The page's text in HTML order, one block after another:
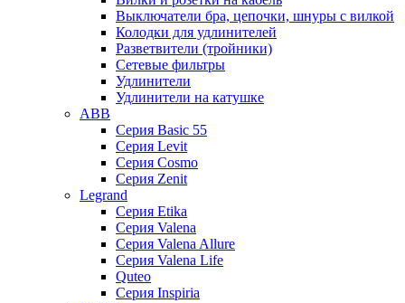
Выключатели бра, цепочки, шнуры с вилкой
Колодки для удлинителей
Разветвители (тройники)
Сетевые фильтры
Удлинители
Удлинители на катушке
ABB
Серия Basic 55
Серия Levit
Серия Cosmo
Серия Zenit
Legrand
Серия Etika
Серия Valena
Серия Valena Allure
Серия Valena Life
Quteo
Серия Inspiria